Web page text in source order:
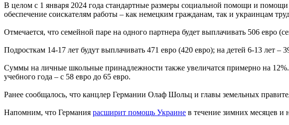
В целом с 1 января 2024 года стандартные размеры социальной помощи и
обеспечение соискателям работы – как немецким гражданам, так и украинцам
Отмечается, что семейной паре на одного партнера будет выплачивать 506 евро
Подросткам 14-17 лет будут выплачивать 471 евро (420 евро); на детей 6-13 лет –
Суммы на личные школьные принадлежности также увеличатся примерно на
учебного года – с 58 евро до 65 евро.
Ранее сообщалось, что канцлер Германии Олаф Шольц и главы земельных
Напомним, что Германия расширит помощь Украине в течение зимних месяцев